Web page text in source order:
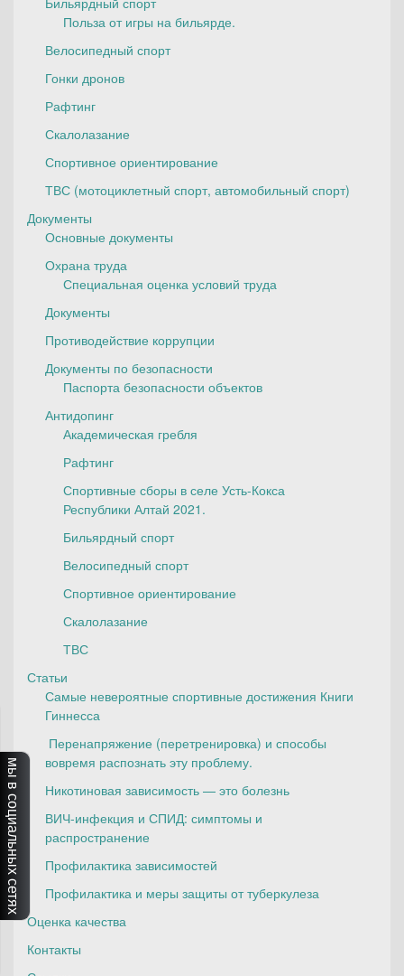
Польза от игры на бильярде.
Велосипедный спорт
Гонки дронов
Рафтинг
Скалолазание
Спортивное ориентирование
ТВС (мотоциклетный спорт, автомобильный спорт)
Документы
Основные документы
Охрана труда
Специальная оценка условий труда
Документы
Противодействие коррупции
Документы по безопасности
Паспорта безопасности объектов
Антидопинг
Академическая гребля
Рафтинг
Спортивные сборы в селе Усть-Кокса
Республики Алтай 2021.
Бильярдный спорт
Велосипедный спорт
Спортивное ориентирование
Скалолазание
ТВС
Статьи
Самые невероятные спортивные достижения Книги
Гиннесса
Перенапряжение (перетренировка) и способы
вовремя распознать эту проблему.
Никотиновая зависимость — это болезнь
ВИЧ-инфекция и СПИД: симптомы и
распространение
Профилактика зависимостей
Профилактика и меры защиты от туберкулеза
Оценка качества
Контакты
мы в социальных сетях